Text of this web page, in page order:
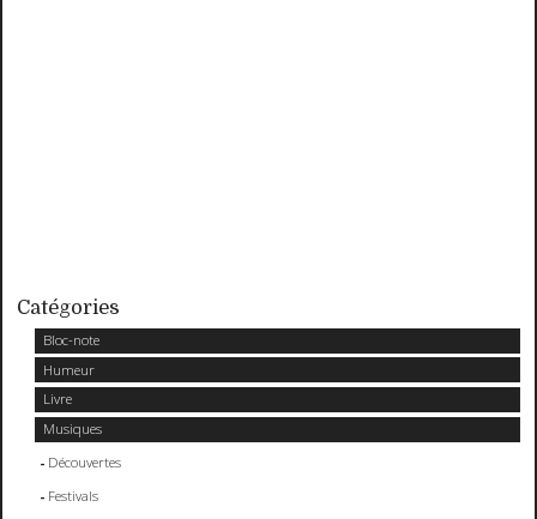
Catégories
Bloc-note
Humeur
Livre
Musiques
Découvertes
Festivals